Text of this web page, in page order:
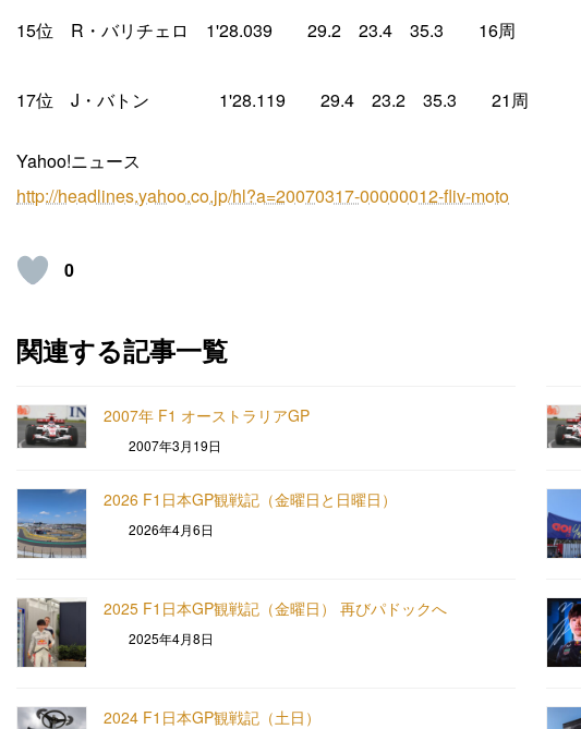
15位 R・バリチェロ 1'28.039 29.2 23.4 35.3 16周
17位 J・バトン 1'28.119 29.4 23.2 35.3 21周
Yahoo!ニュース
http://headlines.yahoo.co.jp/hl?a=20070317-00000012-fliv-moto
0
関連する記事一覧
2007年 F1 オーストラリアGP
2007年3月19日
2026 F1日本GP観戦記（金曜日と日曜日）
2026年4月6日
2025 F1日本GP観戦記（金曜日） 再びパドックへ
2025年4月8日
2024 F1日本GP観戦記（土日）